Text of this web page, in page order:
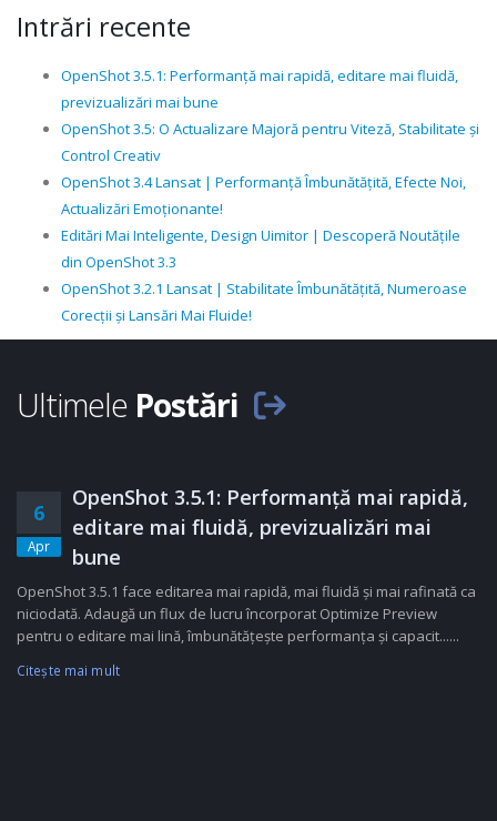
Intrări recente
OpenShot 3.5.1: Performanță mai rapidă, editare mai fluidă,
previzualizări mai bune
OpenShot 3.5: O Actualizare Majoră pentru Viteză, Stabilitate și
Control Creativ
OpenShot 3.4 Lansat | Performanță Îmbunătățită, Efecte Noi,
Actualizări Emoționante!
Editări Mai Inteligente, Design Uimitor | Descoperă Noutățile
din OpenShot 3.3
OpenShot 3.2.1 Lansat | Stabilitate Îmbunătățită, Numeroase
Corecții și Lansări Mai Fluide!
Ultimele Postări
6
Apr
OpenShot 3.5.1: Performanță mai rapidă,
editare mai fluidă, previzualizări mai
bune
OpenShot 3.5.1 face editarea mai rapidă, mai fluidă și mai rafinată ca
niciodată. Adaugă un flux de lucru încorporat Optimize Preview
pentru o editare mai lină, îmbunătățește performanța și capacit......
Citeşte mai mult